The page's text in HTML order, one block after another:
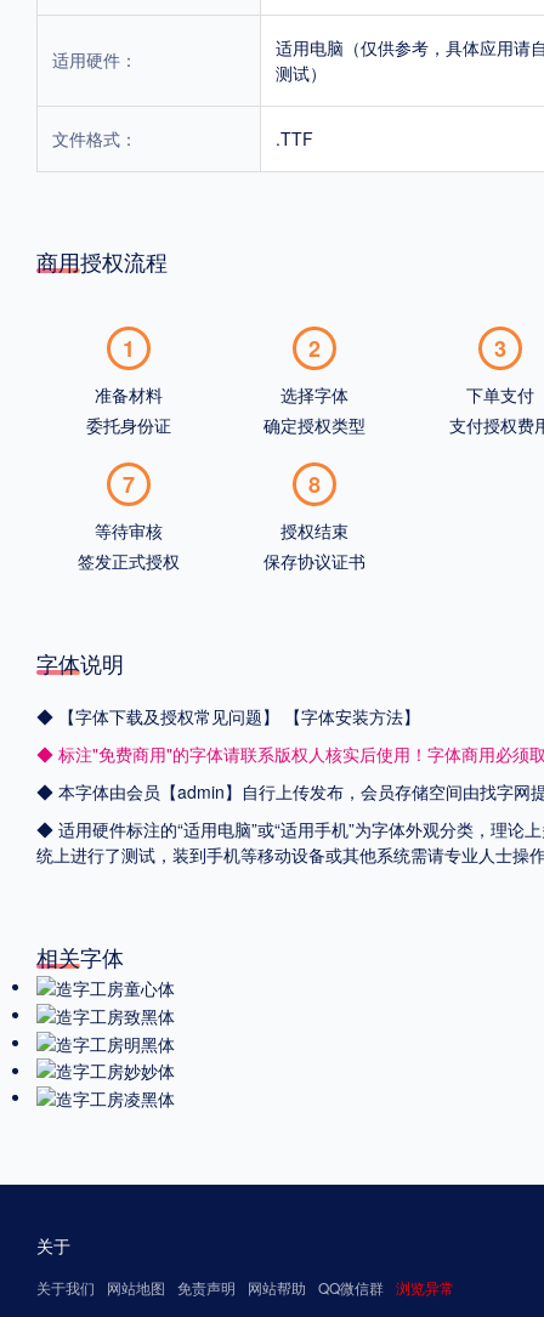
适用硬件：
适用电脑（仅供参考，具体应用请
测试）
文件格式： .TTF
商用授权流程
1
准备材料
委托身份证
2
选择字体
确定授权类型
3
下单支付
支付授权费
7
等待审核
签发正式授权
8
授权结束
保存协议证书
字体说明
◆ 【字体下载及授权常见问题】
【字体安装方法】
◆ 标注"免费商用"的字体请联系版权人核实后使用！字体商用必须
◆ 本字体由会员【admin】自行上传发布，会员存储空间由找字网
◆ 适用硬件标注的“适用电脑”或“适用手机”为字体外观分类，理论
统上进行了测试，装到手机等移动设备或其他系统需请专业人士
相关字体
关于
关于我们 网站地图 免责声明 网站帮助 QQ微信群 浏览异常